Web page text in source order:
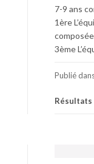
7-9 ans
1ère
3ème
Publié
Résultats